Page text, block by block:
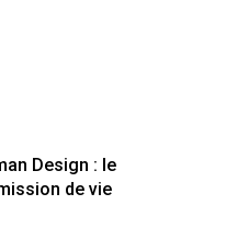
Design : le
de vie